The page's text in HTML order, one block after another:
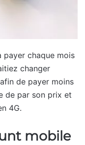
payer chaque mois
changer
de payer moins
de par son prix et
4G.
mobile